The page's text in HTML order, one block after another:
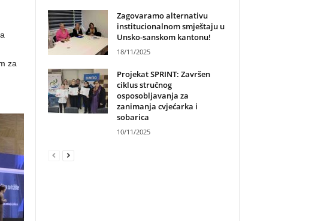
za
Zagovaramo alternativu
institucionalnom smještaju u
Unsko-sanskom kantonu!
18/11/2025
Projekat SPRINT: Završen
ciklus stručnog
osposobljavanja za
zanimanja cvjećarka i
sobarica
10/11/2025